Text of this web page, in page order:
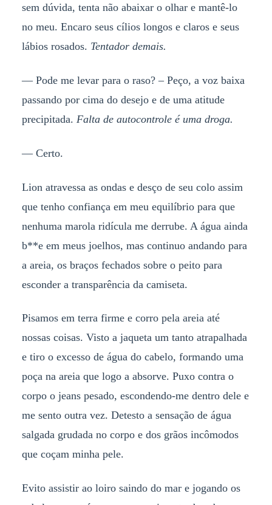
sem dúvida, tenta não abaixar o olhar e mantê-lo
no meu. Encaro seus cílios longos e claros e seus
lábios rosados. Tentador demais.
— Pode me levar para o raso? – Peço, a voz baixa
passando por cima do desejo e de uma atitude
precipitada. Falta de autocontrole é uma droga.
— Certo.
Lion atravessa as ondas e desço de seu colo assim
que tenho confiança em meu equilíbrio para que
nenhuma marola ridícula me derrube. A água ainda
b**e em meus joelhos, mas continuo andando para
a areia, os braços fechados sobre o peito para
esconder a transparência da camiseta.
Pisamos em terra firme e corro pela areia até
nossas coisas. Visto a jaqueta um tanto atrapalhada
e tiro o excesso de água do cabelo, formando uma
poça na areia que logo a absorve. Puxo contra o
corpo o jeans pesado, escondendo-me dentro dele e
me sento outra vez. Detesto a sensação de água
salgada grudada no corpo e dos grãos incômodos
que coçam minha pele.
Evito assistir ao loiro saindo do mar e jogando os